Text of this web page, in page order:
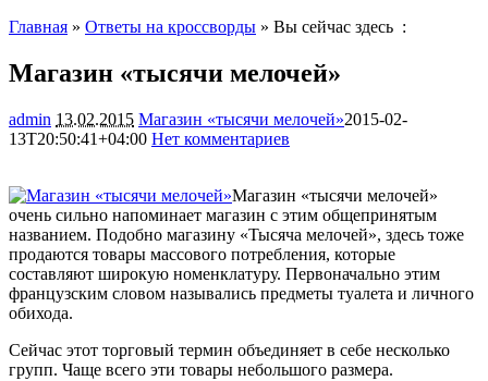
Главная » Ответы на кроссворды » Вы сейчас здесь :
Магазин «тысячи мелочей»
admin 13.02.2015 Магазин «тысячи мелочей»2015-02-
13T20:50:41+04:00 Нет комментариев
Магазин «тысячи мелочей»
очень сильно напоминает магазин с этим общепринятым
названием. Подобно магазину «Тысяча мелочей», здесь тоже
продаются товары массового потребления, которые
составляют широкую номенклатуру. Первоначально этим
французским словом назывались предметы туалета и личного
обихода.
Сейчас этот торговый термин объединяет в себе несколько
групп. Чаще всего эти товары небольшого размера.